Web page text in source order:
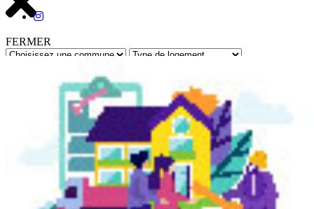
FERMER
Retour à toutes les annonces
Réf : 6335 - Mis à jour le : 01/07/2026
TRINITE- Appartement - F3